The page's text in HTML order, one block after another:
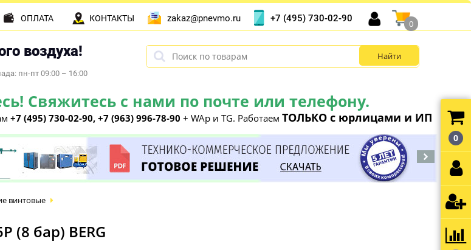
воздуха!
пн-пт 09:00 – 16:00
Свяжитесь с нами по почте или телефону.
+7 (495) 730-02-90, +7 (963) 996-78-90 + WAp и TG. Работаем ТОЛЬКО с юрлицами и ИП
ОПЛАТА КОНТАКТЫ zakaz@pnevmo.ru +7 (495) 730-02-90
0
винтовые
(8 бар) BERG
0